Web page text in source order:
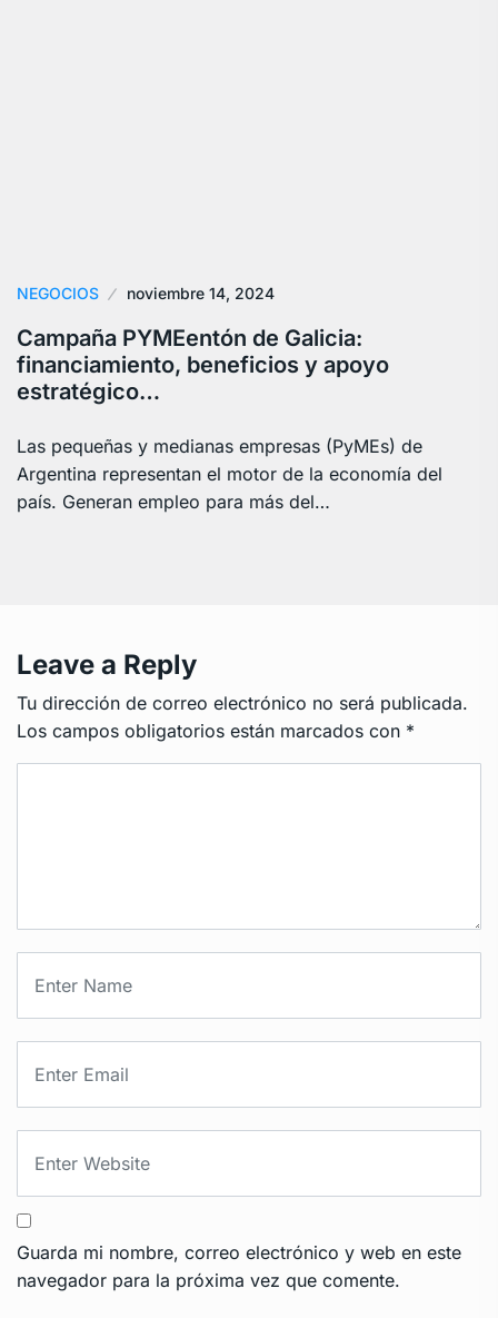
NEGOCIOS noviembre 14, 2024
Campaña PYMEentón de Galicia:
financiamiento, beneficios y apoyo
estratégico…
Las pequeñas y medianas empresas (PyMEs) de
Argentina representan el motor de la economía del
país. Generan empleo para más del…
Leave a Reply
Tu dirección de correo electrónico no será publicada.
Los campos obligatorios están marcados con *
Guarda mi nombre, correo electrónico y web en este
navegador para la próxima vez que comente.